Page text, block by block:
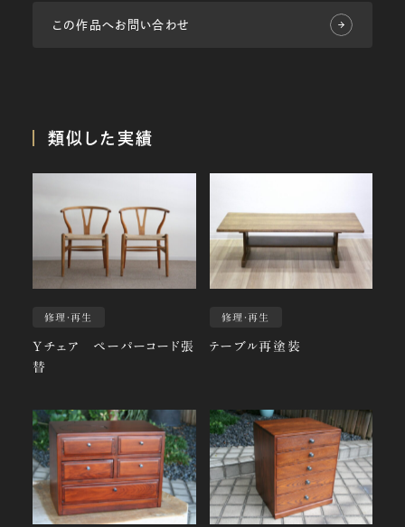
この作品へお問い合わせ
類似した実績
修理・再生
Yチェア ペーパーコード張
替
修理・再生
テーブル再塗装